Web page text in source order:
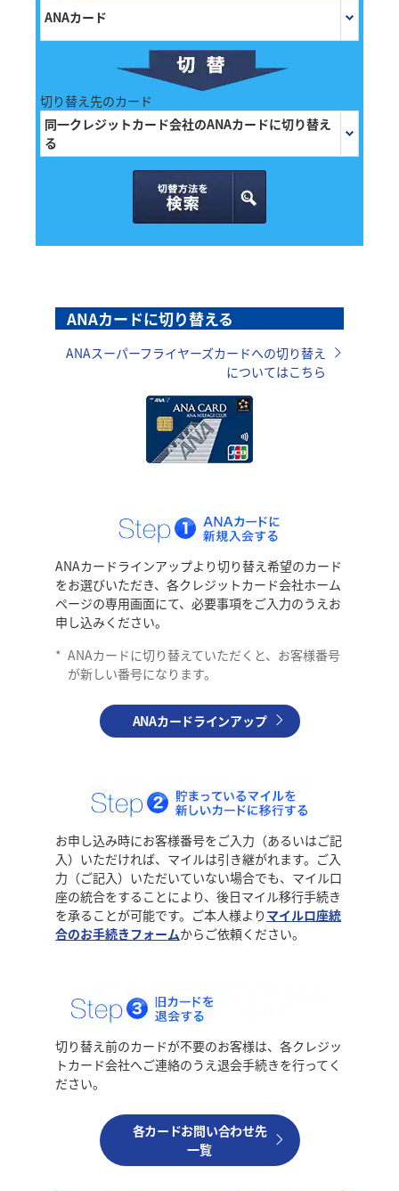
ANAカード
切り替え先のカード
同一クレジットカード会社のANAカードに切り替え
る
ANAカードに切り替える
ANAスーパーフライヤーズカードへの切り替え
についてはこちら
ANAカードラインアップより切り替え希望のカード
をお選びいただき、各クレジットカード会社ホーム
ページの専用画面にて、必要事項をご入力のうえお
申し込みください。
* ANAカードに切り替えていただくと、お客様番号
が新しい番号になります。
ANAカードラインアップ
お申し込み時にお客様番号をご入力（あるいはご記
入）いただければ、マイルは引き継がれます。ご入
力（ご記入）いただいていない場合でも、マイル口
座の統合をすることにより、後日マイル移行手続き
を承ることが可能です。ご本人様より マイルロ座統
合のお手続きフォームからご依頼ください。
切り替え前のカードが不要のお客様は、各クレジッ
トカード会社へご連絡のうえ退会手続きを行ってく
ださい。
各カードお問い合わせ先
一覧